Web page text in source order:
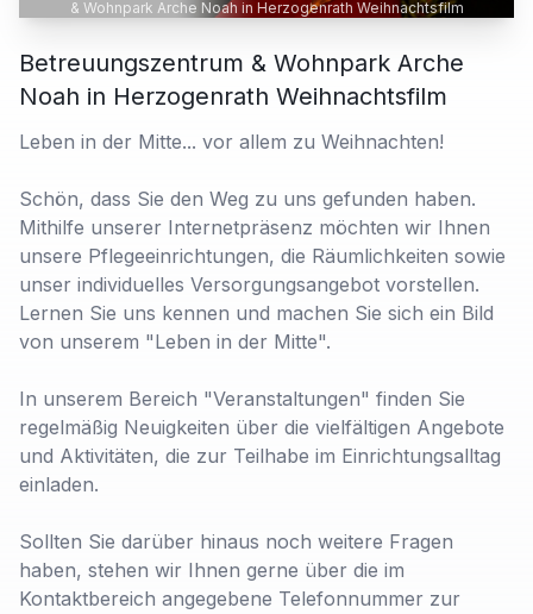
& Wohnpark Arche Noah in Herzogenrath Weihnachtsfilm
Betreuungszentrum & Wohnpark Arche
Noah in Herzogenrath Weihnachtsfilm
Leben in der Mitte... vor allem zu Weihnachten!
Schön, dass Sie den Weg zu uns gefunden haben.
Mithilfe unserer Internetpräsenz möchten wir Ihnen
unsere Pflegeeinrichtungen, die Räumlichkeiten sowie
unser individuelles Versorgungsangebot vorstellen.
Lernen Sie uns kennen und machen Sie sich ein Bild
von unserem "Leben in der Mitte".
In unserem Bereich "Veranstaltungen" finden Sie
regelmäßig Neuigkeiten über die vielfältigen Angebote
und Aktivitäten, die zur Teilhabe im Einrichtungsalltag
einladen.
Sollten Sie darüber hinaus noch weitere Fragen
haben, stehen wir Ihnen gerne über die im
Kontaktbereich angegebene Telefonnummer zur